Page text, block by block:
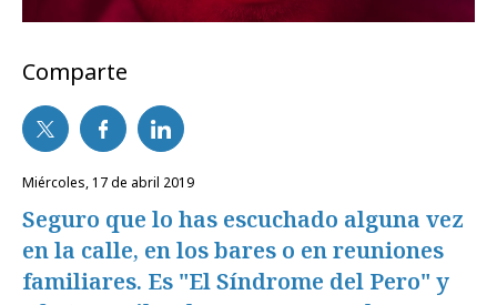
Comparte
miércoles, 17 de abril 2019
Seguro que lo has escuchado alguna vez
en la calle, en los bares o en reuniones
familiares. Es "El Síndrome del Pero" y